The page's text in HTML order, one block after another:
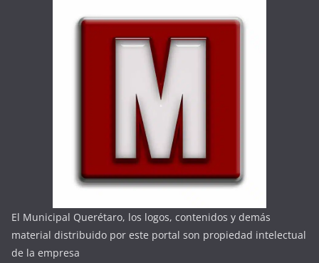
El Municipal Querétaro, los logos, contenidos y demás
material distribuido por este portal son propiedad intelectual
de la empresa